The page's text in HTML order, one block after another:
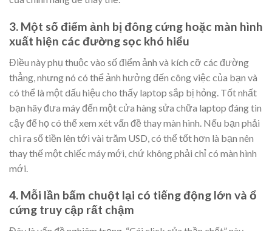
3. Một số điểm ảnh bị đông cứng hoặc màn hình
xuất hiện các đường sọc khó hiểu
Điều này phụ thuộc vào số điểm ảnh và kích cỡ các đường
thẳng, nhưng nó có thể ảnh hưởng đến công việc của bạn và
có thể là một dấu hiệu cho thấy laptop sắp bị hỏng. Tốt nhất
bạn hãy đưa máy đến một cửa hàng sửa chữa laptop đáng tin
cậy để họ có thể xem xét vấn đề thay màn hình. Nếu bạn phải
chi ra số tiền lên tới vài trăm USD, có thể tốt hơn là bạn nên
thay thế một chiếc máy mới, chứ không phải chỉ có màn hình
mới.
4. Mỗi lần bấm chuột lại có tiếng động lớn và ổ
cứng truy cập rất chậm